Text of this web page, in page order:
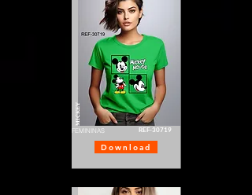
MICKEY
FEMININAS REF-30719
Download